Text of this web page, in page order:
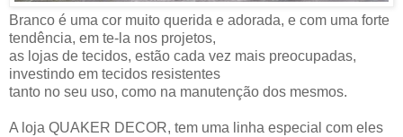
Branco é uma cor muito querida e adorada, e com uma forte
tendência, em te-la nos projetos,
as lojas de tecidos, estão cada vez mais preocupadas,
investindo em tecidos resistentes
tanto no seu uso, como na manutenção dos mesmos.
A loja QUAKER DECOR, tem uma linha especial com eles